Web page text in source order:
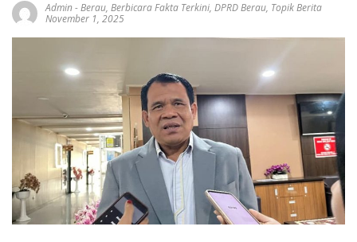
Admin-Berau, Berbicara Fakta Terkini, DPRD Berau, Topik Berita
November 1, 2025